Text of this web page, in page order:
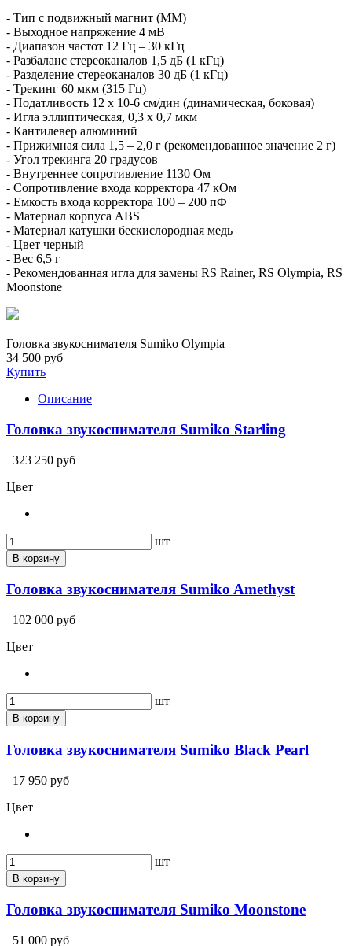
- Тип с подвижный магнит (MМ)
- Выходное напряжение 4 мВ
- Диапазон частот 12 Гц – 30 кГц
- Разбаланс стереоканалов 1,5 дБ (1 кГц)
- Разделение стереоканалов 30 дБ (1 кГц)
- Трекинг 60 мкм (315 Гц)
- Податливость 12 х 10-6 см/дин (динамическая, боковая)
- Игла эллиптическая, 0,3 х 0,7 мкм
- Кантилевер алюминий
- Прижимная сила 1,5 – 2,0 г (рекомендованное значение 2 г)
- Угол трекинга 20 градусов
- Внутреннее сопротивление 1130 Ом
- Сопротивление входа корректора 47 кОм
- Емкость входа корректора 100 – 200 пФ
- Материал корпуса ABS
- Материал катушки бескислородная медь
- Цвет черный
- Вес 6,5 г
- Рекомендованная игла для замены RS Rainer, RS Olympia, RS
Moonstone
Головка звукоснимателя Sumiko Olympia
34 500 руб
Купить
Описание
Головка звукоснимателя Sumiko Starling
323 250 руб
Цвет
шт
В корзину
Головка звукоснимателя Sumiko Amethyst
102 000 руб
Цвет
шт
В корзину
Головка звукоснимателя Sumiko Black Pearl
17 950 руб
Цвет
шт
В корзину
Головка звукоснимателя Sumiko Moonstone
51 000 руб